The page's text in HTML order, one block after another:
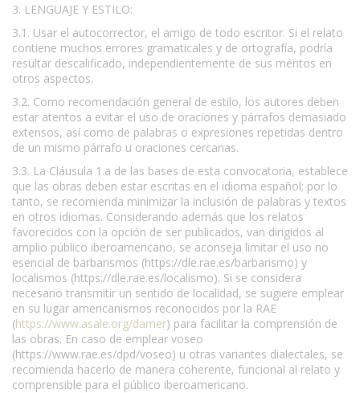
3. LENGUAJE Y ESTILO:
3.1. Usar el autocorrector, el amigo de todo escritor. Si el relato
contiene muchos errores gramaticales y de ortografía, podría
resultar descalificado, independientemente de sus méritos en
otros aspectos.
3.2. Como recomendación general de estilo, los autores deben
estar atentos a evitar el uso de oraciones y párrafos demasiado
extensos, así como de palabras o expresiones repetidas dentro
de un mismo párrafo u oraciones cercanas.
3.3. La Cláusula 1.a de las bases de esta convocatoria, establece
que las obras deben estar escritas en el idioma español; por lo
tanto, se recomienda minimizar la inclusión de palabras y textos
en otros idiomas. Considerando además que los relatos
favorecidos con la opción de ser publicados, van dirigidos al
amplio público iberoamericano, se aconseja limitar el uso no
esencial de barbarismos (https://dle.rae.es/barbarismo) y
localismos (https://dle.rae.es/localismo). Si se considera
necesario transmitir un sentido de localidad, se sugiere emplear
en su lugar americanismos reconocidos por la RAE
(https://www.asale.org/damer) para facilitar la comprensión de
las obras. En caso de emplear voseo
(https://www.rae.es/dpd/voseo) u otras variantes dialectales, se
recomienda hacerlo de manera coherente, funcional al relato y
comprensible para el público iberoamericano.